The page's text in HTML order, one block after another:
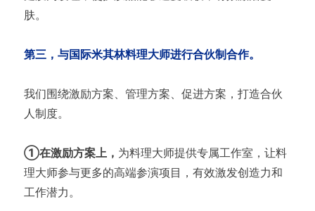
肤。
第三，与国际米其林料理大师进行合伙制合作。
我们围绕激励方案、管理方案、促进方案，打造合伙
人制度。
①在激励方案上， 为料理大师提供专属工作室，让料
理大师参与更多的高端参演项目，有效激发创造力和
工作潜力。